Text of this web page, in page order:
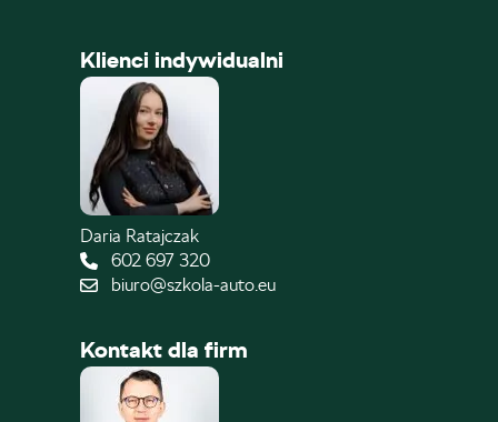
Klienci indywidualni
Daria Ratajczak
602 697 320
biuro@szkola-auto.eu
Kontakt dla firm